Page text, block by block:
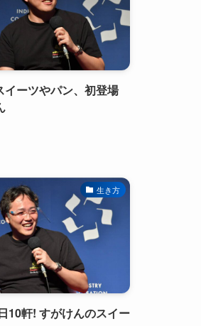
イーツやパン、初登場
生き方
10軒! すがけんのスイー